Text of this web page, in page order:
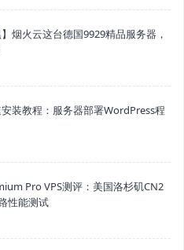
】烟火云这台德国9929精品服务器，
装教程：服务器部署WordPress程
Pro VPS测评：美国洛杉矶CN2
性能测试